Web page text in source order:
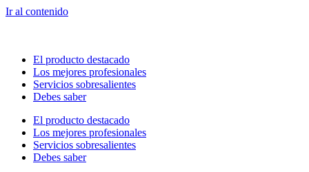
Ir al contenido
El producto destacado
Los mejores profesionales
Servicios sobresalientes
Debes saber
El producto destacado
Los mejores profesionales
Servicios sobresalientes
Debes saber